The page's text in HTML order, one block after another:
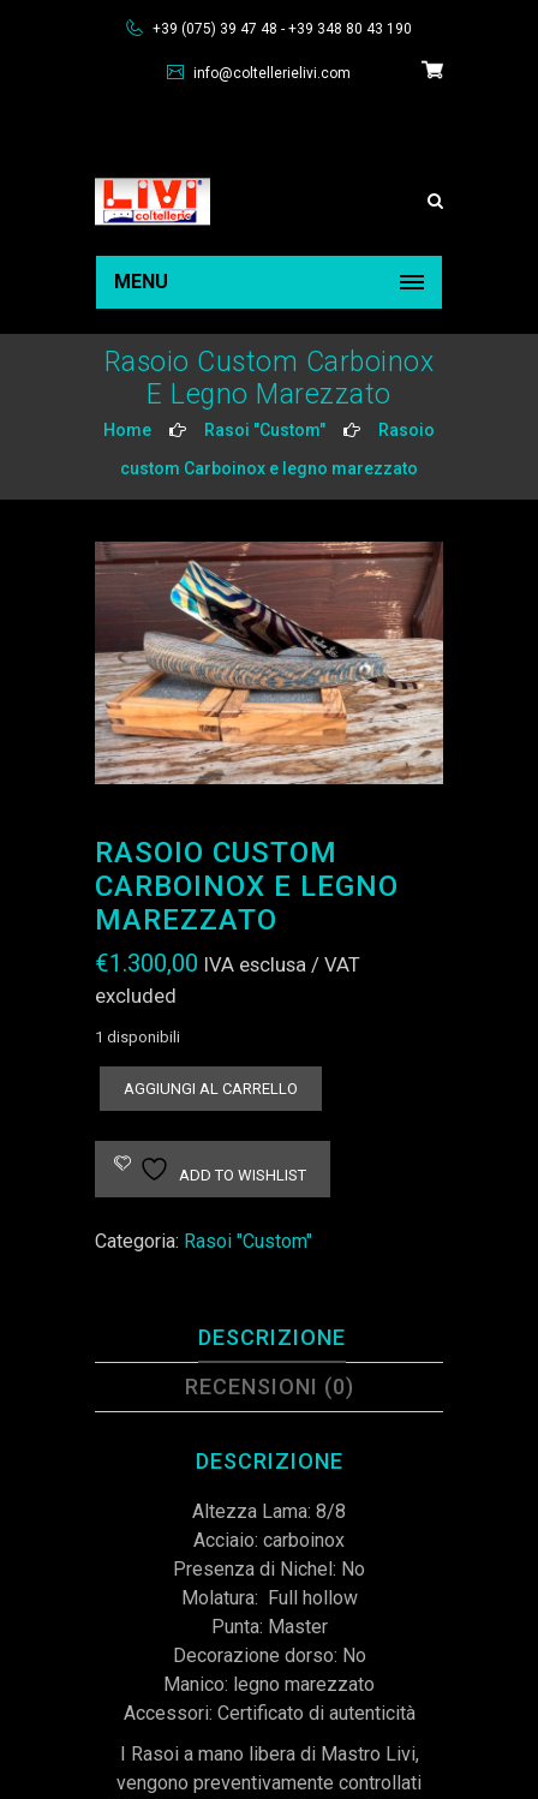
+39 (075) 39 47 48 - +39 348 80 43 190
info@coltellerielivi.com
MENU
Rasoio Custom Carboinox
E Legno Marezzato
Home Rasoi "Custom"
Rasoio
custom Carboinox e legno marezzato
RASOIO CUSTOM
CARBOINOX E LEGNO
MAREZZATO
€1.300,00 IVA esclusa / VAT
excluded
1 disponibili
Rasoio
custom
Carboinox
legno
quantità
AGGIUNGI AL CARRELLO
ADD TO WISHLIST
Categoria: Rasoi "Custom"
DESCRIZIONE
RECENSIONI (0)
DESCRIZIONE
Altezza Lama: 8/8
Acciaio: carboinox
Presenza di Nichel: No
Molatura: Full hollow
Punta: Master
Decorazione dorso: No
Manico: legno marezzato
Accessori: Certificato di autenticità
I Rasoi a mano libera di Mastro Livi,
vengono preventivamente controllati